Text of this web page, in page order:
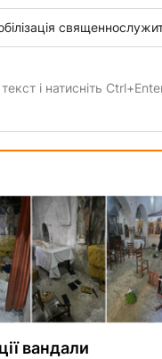
і натисніть
вандали